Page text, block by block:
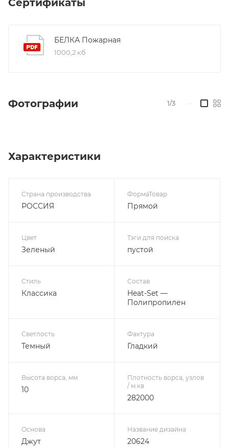
Сертификаты
БЕЛКА Пожарная
1000,2 кб
Фотографии 1/3
Характеристики
Страна производства
РОССИЯ
ФормаТовар
Прямой
Цвет
Зеленый
Тэги для поиска
пустой
Стиль
Классика
Состав
Heat-Set —
Полипропилен
Светлость
Темный
Фактура
Гладкий
Высота ворса, мм
10
Плотность ворса, узлов
/ м.кв
282000
Основа
Джут
Название дизайна
20624